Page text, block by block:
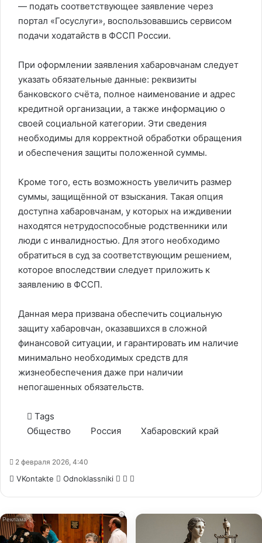
— подать соответствующее заявление через
портал «Госуслуги», воспользовавшись сервисом
подачи ходатайств в ФССП России.
При оформлении заявления хабаровчанам следует
указать обязательные данные: реквизиты
банковского счёта, полное наименование и адрес
кредитной организации, а также информацию о
своей социальной категории. Эти сведения
необходимы для корректной обработки обращения
и обеспечения защиты положенной суммы.
Кроме того, есть возможность увеличить размер
суммы, защищённой от взыскания. Такая опция
доступна хабаровчанам, у которых на иждивении
находятся нетрудоспособные родственники или
люди с инвалидностью. Для этого необходимо
обратиться в суд за соответствующим решением,
которое впоследствии следует приложить к
заявлению в ФССП.
Данная мера призвана обеспечить социальную
защиту хабаровчан, оказавшихся в сложной
финансовой ситуации, и гарантировать им наличие
минимально необходимых средств для
жизнеобеспечения даже при наличии
непогашенных обязательств.
Tags
Общество
Россия Хабаровский край
2 февраля 2026, 4:40
VKontakte Odnoklassniki WhatsApp
Telegram
i